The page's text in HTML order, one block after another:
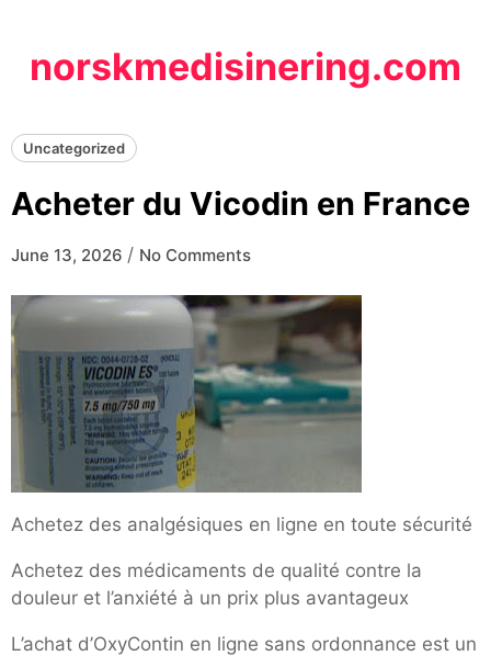
contentnorskmedisinering.com
Uncategorized
Acheter du Vicodin en France
June 13, 2026 / No Comments
Achetez des analgésiques en ligne en toute sécurité
Achetez des médicaments de qualité contre la
douleur et l’anxiété à un prix plus avantageux
L’achat d’OxyContin en ligne sans ordonnance est un